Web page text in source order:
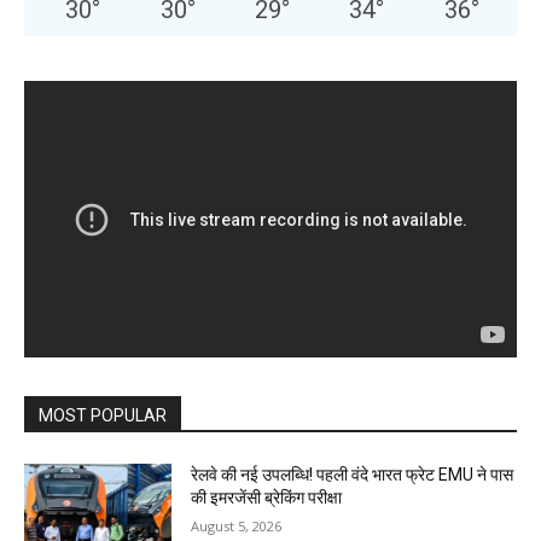
30° 30° 29° 34° 36°
MOST POPULAR
रेलवे की नई उपलब्धि! पहली वंदे भारत फ्रेट EMU ने पास
की इमरजेंसी ब्रेकिंग परीक्षा
August 5, 2026